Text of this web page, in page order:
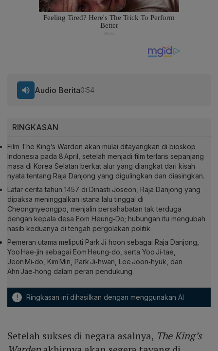
RINGKASAN
Film The King’s Warden akan mulai ditayangkan di bioskop
Indonesia pada 8 April, setelah menjadi film terlaris sepanjang
masa di Korea Selatan berkat alur yang diangkat dari kisah
nyata tentang Raja Danjong yang digulingkan dan diasingkan.
Latar cerita tahun 1457 di Dinasti Joseon, Raja Danjong yang
dipaksa meninggalkan istana lalu tinggal di
Cheongnyeongpo, menjalin persahabatan tak terduga
dengan kepala desa Eom Heung‑Do; hubungan itu mengubah
nasib keduanya di tengah pergolakan politik.
Pemeran utama meliputi Park Ji‑hoon sebagai Raja Danjong,
Yoo Hae‑jin sebagai Eom Heung‑do, serta Yoo Ji‑tae,
Jeon Mi‑do, Kim Min, Park Ji‑hwan, Lee Joon‑hyuk, dan
Ahn Jae‑hong dalam peran pendukung.
! Ringkasan ini dihasilkan dengan menggunakan AI
Audio Berita0:54
Setelah sukses di negara asalnya, The King’s